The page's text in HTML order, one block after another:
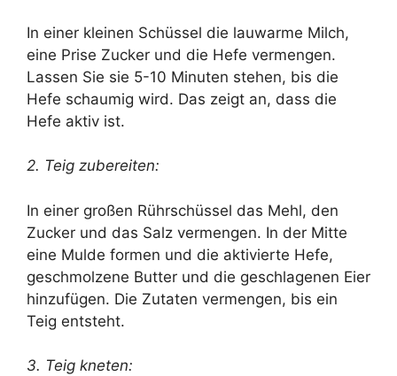
In einer kleinen Schüssel die lauwarme Milch,
eine Prise Zucker und die Hefe vermengen.
Lassen Sie sie 5-10 Minuten stehen, bis die
Hefe schaumig wird. Das zeigt an, dass die
Hefe aktiv ist.
2. Teig zubereiten:
In einer großen Rührschüssel das Mehl, den
Zucker und das Salz vermengen. In der Mitte
eine Mulde formen und die aktivierte Hefe,
geschmolzene Butter und die geschlagenen Eier
hinzufügen. Die Zutaten vermengen, bis ein
Teig entsteht.
3. Teig kneten: